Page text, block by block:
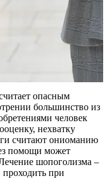
опасным
большинство из
человек
нехватку
считают ониоманию
помощи может
шопоголизма –
при